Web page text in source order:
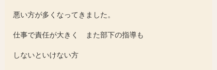
悪い方が多くなってきました。
仕事で責任が大きく また部下の指導も
しないといけない方